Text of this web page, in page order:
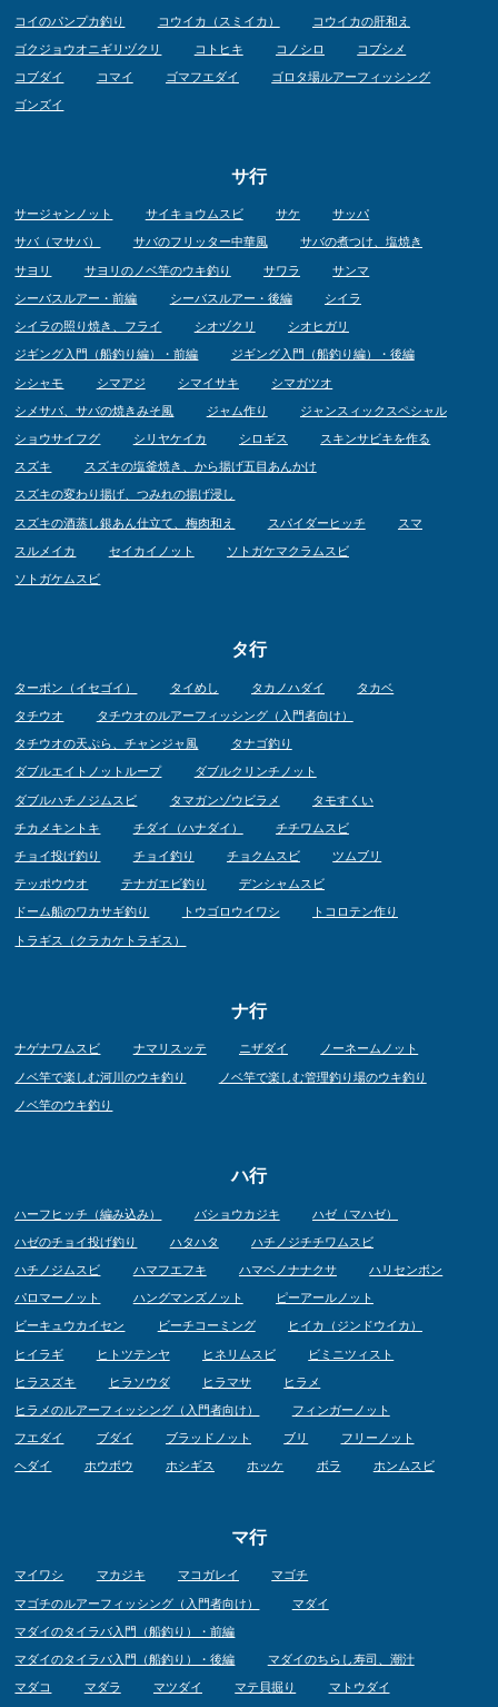
コイのパンプカ釣り コウイカ（スミイカ） コウイカの肝和え
ゴクジョウオニギリヅクリ コトヒキ コノシロ コブシメ
コブダイ コマイ ゴマフエダイ ゴロタ場ルアーフィッシング
ゴンズイ
サ行
サージャンノット サイキョウムスビ サケ サッパ
サバ（マサバ） サバのフリッター中華風 サバの煮つけ、塩焼き
サヨリ サヨリのノベ竿のウキ釣り サワラ サンマ
シーバスルアー・前編 シーバスルアー・後編 シイラ
シイラの照り焼き、フライ シオヅクリ シオヒガリ
ジギング入門（船釣り編）・前編 ジギング入門（船釣り編）・後編
シシャモ シマアジ シマイサキ シマガツオ
シメサバ、サバの焼きみそ風 ジャム作り ジャンスィックスペシャル
ショウサイフグ シリヤケイカ シロギス スキンサビキを作る
スズキ スズキの塩釜焼き、から揚げ五目あんかけ
スズキの変わり揚げ、つみれの揚げ浸し
スズキの酒蒸し銀あん仕立て、梅肉和え スパイダーヒッチ スマ
スルメイカ セイカイノット ソトガケマクラムスビ
ソトガケムスビ
タ行
ターポン（イセゴイ） タイめし タカノハダイ タカベ
タチウオ タチウオのルアーフィッシング（入門者向け）
タチウオの天ぷら、チャンジャ風 タナゴ釣り
ダブルエイトノットループ ダブルクリンチノット
ダブルハチノジムスビ タマガンゾウビラメ タモすくい
チカメキントキ チダイ（ハナダイ） チチワムスビ
チョイ投げ釣り チョイ釣り チョクムスビ ツムブリ
テッポウウオ テナガエビ釣り デンシャムスビ
ドーム船のワカサギ釣り トウゴロウイワシ トコロテン作り
トラギス（クラカケトラギス）
ナ行
ナゲナワムスビ ナマリスッテ ニザダイ ノーネームノット
ノベ竿で楽しむ河川のウキ釣り ノベ竿で楽しむ管理釣り場のウキ釣り
ノベ竿のウキ釣り
ハ行
ハーフヒッチ（編み込み） バショウカジキ ハゼ（マハゼ）
ハゼのチョイ投げ釣り ハタハタ ハチノジチチワムスビ
ハチノジムスビ ハマフエフキ ハマベノナナクサ ハリセンボン
パロマーノット ハングマンズノット ピーアールノット
ビーキュウカイセン ビーチコーミング ヒイカ（ジンドウイカ）
ヒイラギ ヒトツテンヤ ヒネリムスビ ビミニツィスト
ヒラスズキ ヒラソウダ ヒラマサ ヒラメ
ヒラメのルアーフィッシング（入門者向け） フィンガーノット
フエダイ ブダイ ブラッドノット ブリ フリーノット
ヘダイ ホウボウ ホシギス ホッケ ボラ ホンムスビ
マ行
マイワシ マカジキ マコガレイ マゴチ
マゴチのルアーフィッシング（入門者向け） マダイ
マダイのタイラバ入門（船釣り）・前編
マダイのタイラバ入門（船釣り）・後編 マダイのちらし寿司、潮汁
マダコ マダラ マツダイ マテ貝掘り マトウダイ